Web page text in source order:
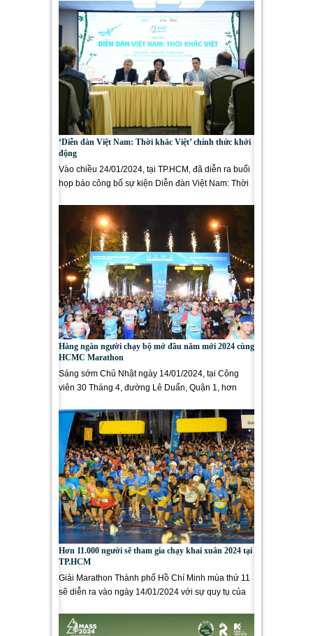
‘Diễn đàn Việt Nam: Thời khắc Việt’ chính thức khởi
động
Vào chiều 24/01/2024, tại TP.HCM, đã diễn ra buổi
họp báo công bố sự kiện Diễn đàn Việt Nam: Thời
Hàng ngàn người chạy bộ mở đầu năm mới 2024 cùng
HCMC Marathon
Sáng sớm Chủ Nhật ngày 14/01/2024, tại Công
viên 30 Tháng 4, đường Lê Duẩn, Quận 1, hơn
Hơn 11.000 người sẽ tham gia chạy khai xuân 2024 tại
TP.HCM
Giải Marathon Thành phố Hồ Chí Minh mùa thứ 11
sẽ diễn ra vào ngày 14/01/2024 với sự quy tụ của